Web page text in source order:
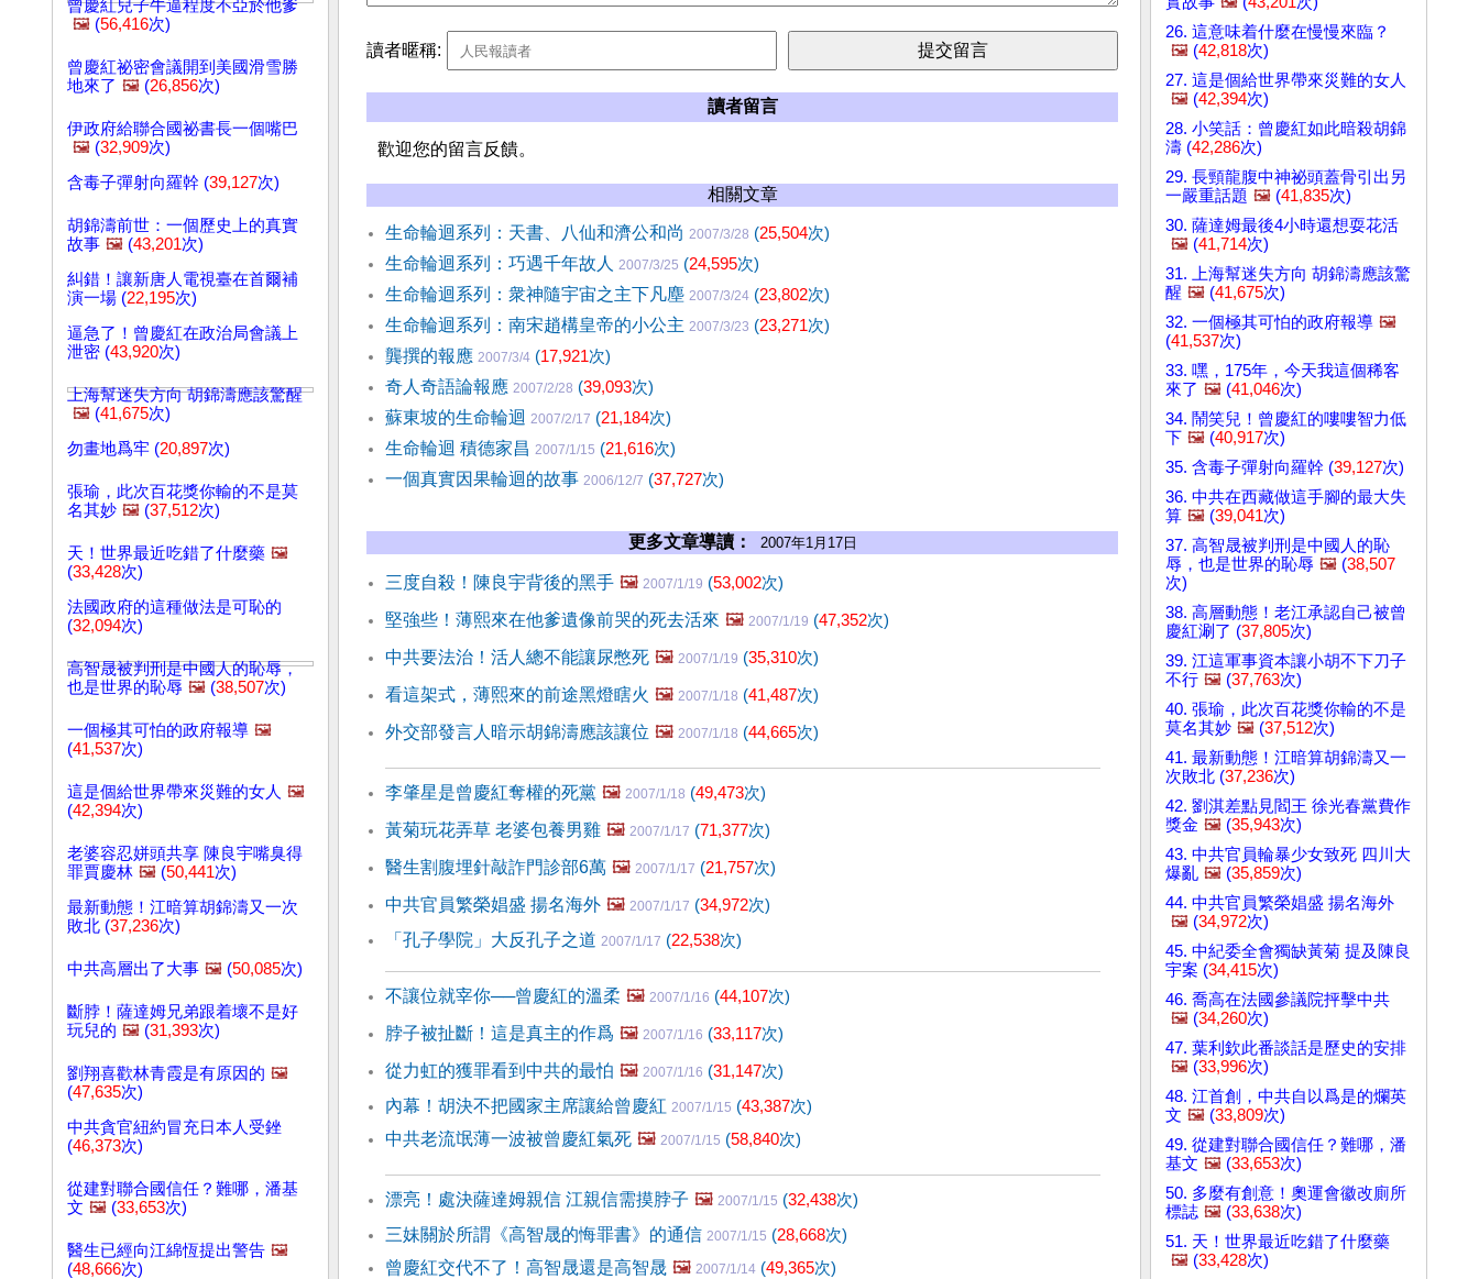
曾慶紅兒子牛逼程度不亞於他爹
🖼️ (56,416次)
曾慶紅祕密會議開到美國滑雪勝
地來了 🖼️ (26,856次)
伊政府給聯合國祕書長一個嘴巴
🖼️ (32,909次)
含毒子彈射向羅幹 (39,127次)
胡錦濤前世：一個歷史上的真實
故事 🖼️ (43,201次)
糾錯！讓新唐人電視臺在首爾補
演一場 (22,195次)
逼急了！曾慶紅在政治局會議上
泄密 (43,920次)
上海幫迷失方向 胡錦濤應該驚醒
🖼️ (41,675次)
勿畫地爲牢 (20,897次)
張瑜，此次百花獎你輸的不是莫
名其妙 🖼️ (37,512次)
天！世界最近吃錯了什麼藥 🖼️
(33,428次)
法國政府的這種做法是可恥的
(32,094次)
高智晟被判刑是中國人的恥辱，
也是世界的恥辱 🖼️ (38,507次)
一個極其可怕的政府報導 🖼️
(41,537次)
這是個給世界帶來災難的女人 🖼️
(42,394次)
老婆容忍姘頭共享 陳良宇嘴臭得
罪賈慶林 🖼️ (50,441次)
最新動態！江暗算胡錦濤又一次
敗北 (37,236次)
中共高層出了大事 🖼️ (50,085次)
斷脖！薩達姆兄弟跟着壞不是好
玩兒的 🖼️ (31,393次)
劉翔喜歡林青霞是有原因的 🖼️
(47,635次)
中共貪官紐約冒充日本人受銼
(46,373次)
從建對聯合國信任？難哪，潘基
文 🖼️ (33,653次)
醫生已經向江綿恆提出警告 🖼️
(48,666次)
讀者暱稱:
讀者留言
歡迎您的留言反饋。
相關文章
生命輪迴系列：天書、八仙和濟公和尚 2007/3/28 (25,504次)
生命輪迴系列：巧遇千年故人 2007/3/25 (24,595次)
生命輪迴系列：衆神隨宇宙之主下凡塵 2007/3/24 (23,802次)
生命輪迴系列：南宋趙構皇帝的小公主 2007/3/23 (23,271次)
龔撰的報應 2007/3/4 (17,921次)
奇人奇語論報應 2007/2/28 (39,093次)
蘇東坡的生命輪迴 2007/2/17 (21,184次)
生命輪迴 積德家昌 2007/1/15 (21,616次)
一個真實因果輪迴的故事 2006/12/7 (37,727次)
更多文章導讀： 2007年1月17日
三度自殺！陳良宇背後的黑手 🖼️ 2007/1/19 (53,002次)
堅強些！薄熙來在他爹遺像前哭的死去活來 🖼️ 2007/1/19 (47,352次)
中共要法治！活人總不能讓尿憋死 🖼️ 2007/1/19 (35,310次)
看這架式，薄熙來的前途黑燈瞎火 🖼️ 2007/1/18 (41,487次)
外交部發言人暗示胡錦濤應該讓位 🖼️ 2007/1/18 (44,665次)
李肇星是曾慶紅奪權的死黨 🖼️ 2007/1/18 (49,473次)
黃菊玩花弄草 老婆包養男雞 🖼️ 2007/1/17 (71,377次)
醫生割腹埋針敲詐門診部6萬 🖼️ 2007/1/17 (21,757次)
中共官員繁榮娼盛 揚名海外 🖼️ 2007/1/17 (34,972次)
「孔子學院」大反孔子之道 2007/1/17 (22,538次)
不讓位就宰你──曾慶紅的溫柔 🖼️ 2007/1/16 (44,107次)
脖子被扯斷！這是真主的作爲 🖼️ 2007/1/16 (33,117次)
從力虹的獲罪看到中共的最怕 🖼️ 2007/1/16 (31,147次)
內幕！胡決不把國家主席讓給曾慶紅 2007/1/15 (43,387次)
中共老流氓薄一波被曾慶紅氣死 🖼️ 2007/1/15 (58,840次)
漂亮！處決薩達姆親信 江親信需摸脖子 🖼️ 2007/1/15 (32,438次)
三妹關於所謂《高智晟的悔罪書》的通信 2007/1/15 (28,668次)
曾慶紅交代不了！高智晟還是高智晟 🖼️ 2007/1/14 (49,365次)
26. 這意味着什麼在慢慢來臨？
🖼️ (42,818次)
27. 這是個給世界帶來災難的女人
🖼️ (42,394次)
28. 小笑話：曾慶紅如此暗殺胡錦
濤 (42,286次)
29. 長頸龍腹中神祕頭蓋骨引出另
一嚴重話題 🖼️ (41,835次)
30. 薩達姆最後4小時還想耍花活
🖼️ (41,714次)
31. 上海幫迷失方向 胡錦濤應該驚
醒 🖼️ (41,675次)
32. 一個極其可怕的政府報導 🖼️
(41,537次)
33. 嘿，175年，今天我這個稀客
來了 🖼️ (41,046次)
34. 鬧笑兒！曾慶紅的嘍嘍智力低
下 🖼️ (40,917次)
35. 含毒子彈射向羅幹 (39,127次)
36. 中共在西藏做這手腳的最大失
算 🖼️ (39,041次)
37. 高智晟被判刑是中國人的恥
辱，也是世界的恥辱 🖼️ (38,507
次)
38. 高層動態！老江承認自己被曾
慶紅涮了 (37,805次)
39. 江這軍事資本讓小胡不下刀子
不行 🖼️ (37,763次)
40. 張瑜，此次百花獎你輸的不是
莫名其妙 🖼️ (37,512次)
41. 最新動態！江暗算胡錦濤又一
次敗北 (37,236次)
42. 劉淇差點見閻王 徐光春黨費作
獎金 🖼️ (35,943次)
43. 中共官員輪暴少女致死 四川大
爆亂 🖼️ (35,859次)
44. 中共官員繁榮娼盛 揚名海外
🖼️ (34,972次)
45. 中紀委全會獨缺黃菊 提及陳良
宇案 (34,415次)
46. 喬高在法國參議院抨擊中共
🖼️ (34,260次)
47. 葉利欽此番談話是歷史的安排
🖼️ (33,996次)
48. 江首創，中共自以爲是的爛英
文 🖼️ (33,809次)
49. 從建對聯合國信任？難哪，潘
基文 🖼️ (33,653次)
50. 多麼有創意！奧運會徽改廁所
標誌 🖼️ (33,638次)
51. 天！世界最近吃錯了什麼藥
🖼️ (33,428次)